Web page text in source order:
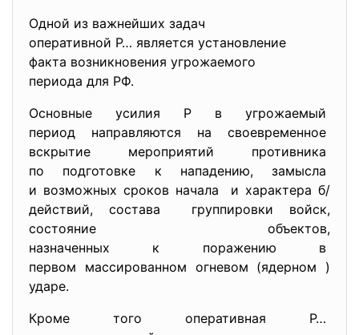
Одной из важнейших задач
оперативной Р… является установление
факта возникновения угрожаемого
периода для РФ.
Основные усилия Р в угрожаемый
период направляются на своевременное
вскрытие мероприятий противника
по подготовке к нападению, замысла
и возможных сроков начала и характера б/
действий, состава группировки войск,
состояние объектов,
назначенных к поражению в
первом массированном огневом (ядерном )
ударе.
Кроме того оперативная Р…